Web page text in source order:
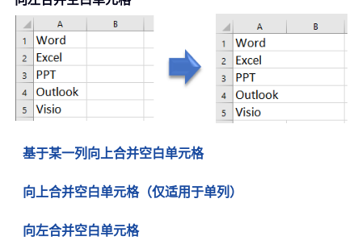
基于某一列向上合并空白单元格
向上合并空白单元格（仅适用于单列）
向左合并空白单元格